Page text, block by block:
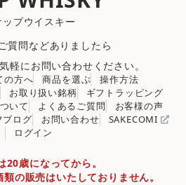
ップウイスキー
質問などありましたら
軽にお問い合わせください。
の方へ 商品を選ぶ
操作方法
お取り扱い銘柄
ギフトラッピング
いて よくあるご質問
お客様の声
ブログ お問い合わせ
SAKECOMI
ログイン
歳になってから。
の販売はいたしておりません。